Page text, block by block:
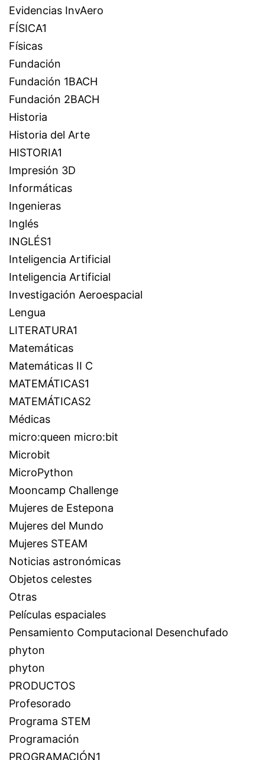
Evidencias InvAero
FÍSICA1
Físicas
Fundación
Fundación 1BACH
Fundación 2BACH
Historia
Historia del Arte
HISTORIA1
Impresión 3D
Informáticas
Ingenieras
Inglés
INGLÉS1
Inteligencia Artificial
Inteligencia Artificial
Investigación Aeroespacial
Lengua
LITERATURA1
Matemáticas
Matemáticas II C
MATEMÁTICAS1
MATEMÁTICAS2
Médicas
micro:queen micro:bit
Microbit
MicroPython
Mooncamp Challenge
Mujeres de Estepona
Mujeres del Mundo
Mujeres STEAM
Noticias astronómicas
Objetos celestes
Otras
Películas espaciales
Pensamiento Computacional Desenchufado
phyton
phyton
PRODUCTOS
Profesorado
Programa STEM
Programación
PROGRAMACIÓN1